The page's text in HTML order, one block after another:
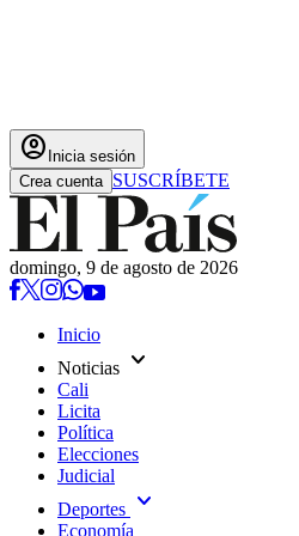
account_circle Inicia sesión
Crea cuenta SUSCRÍBETE
domingo, 9 de agosto de 2026
Inicio
Noticias expand_more
Cali
Licita
Política
Elecciones
Judicial
Deportes expand_more
Economía